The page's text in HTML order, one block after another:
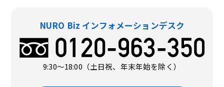
NURO Biz インフォメーションデスク
9:30〜18:00（土日祝、年末年始を除く）